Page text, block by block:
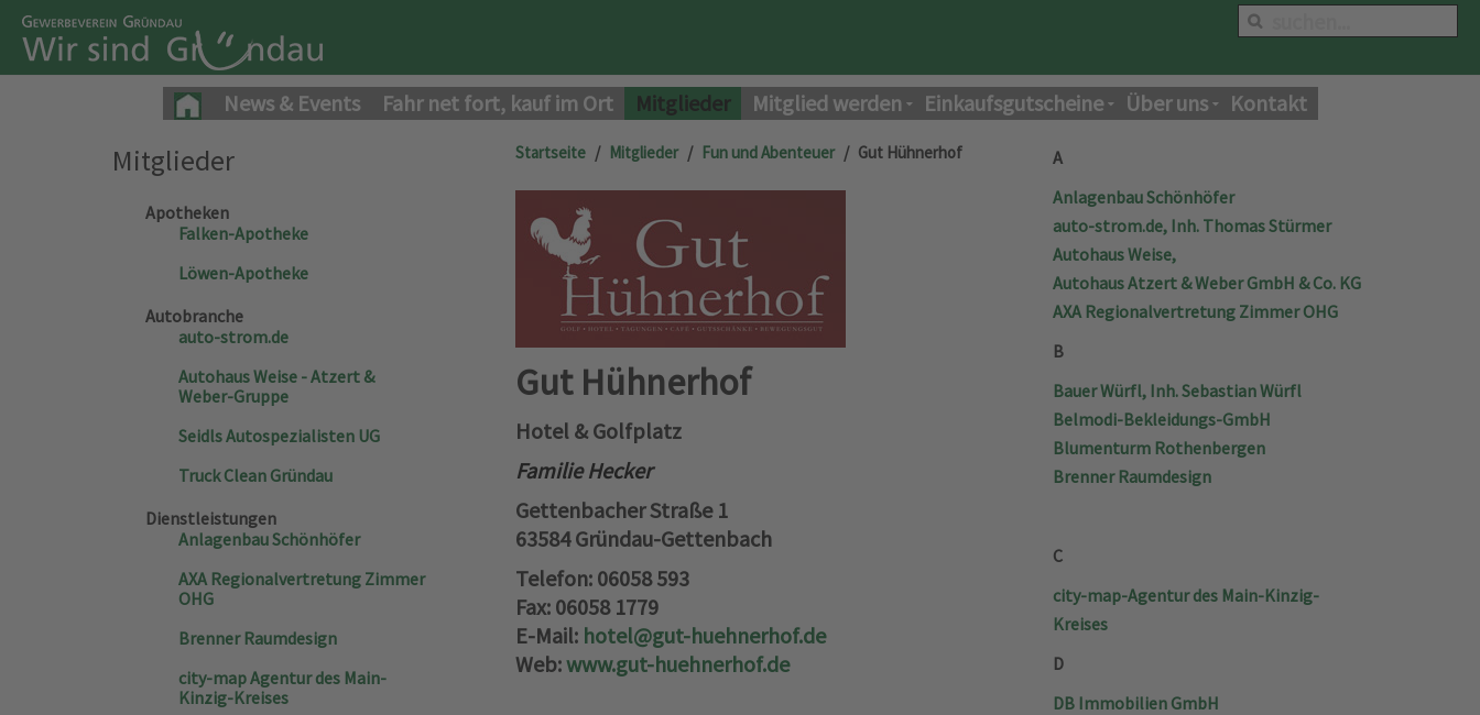
News & Events Fahr net fort, kauf im Ort Mitglieder Mitglied werden Einkaufsgutscheine Über uns Kontakt
Startseite Mitglieder Fun und Abenteuer Gut Hühnerhof
Gut Hühnerhof
Hotel & Golfplatz
Familie Hecker
Gettenbacher Straße 1
63584 Gründau-Gettenbach
Telefon: 06058 593
Fax: 06058 1779
E-Mail: hotel@gut-huehnerhof.de
Web:www.gut-huehnerhof.de
Mitglieder
Apotheken
Falken-Apotheke
Löwen-Apotheke
Autobranche
auto-strom.de
Autohaus Weise - Atzert &
Weber-Gruppe
Seidls Autospezialisten UG
Truck Clean Gründau
Dienstleistungen
Anlagenbau Schönhöfer
AXA Regionalvertretung Zimmer
OHG
Brenner Raumdesign
city-map Agentur des Main-
Kinzig-Kreises
A
Anlagenbau Schönhöfer
auto-strom.de, Inh. Thomas Stürmer
Autohaus Weise,
Autohaus Atzert & Weber GmbH & Co. KG
AXA Regionalvertretung Zimmer OHG
B
Bauer Würfl, Inh. Sebastian Würfl
Belmodi-Bekleidungs-GmbH
Blumenturm Rothenbergen
Brenner Raumdesign
C
city-map-Agentur des Main-Kinzig-
Kreises
D
DB Immobilien GmbH